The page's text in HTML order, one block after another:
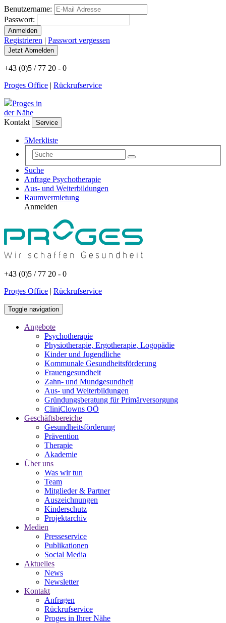
Benutzername:
Passwort:
Registrieren | Passwort vergessen
+43 (0)5 / 77 20 - 0
Proges Office | Rückrufservice
Proges in
der Nähe
Kontakt
Service
5Merkliste
Suche
Anfrage Psychotherapie
Aus- und Weiterbildungen
Raumvermietung
Anmelden
+43 (0)5 / 77 20 - 0
Proges Office | Rückrufservice
Toggle navigation
Angebote
Psychotherapie
Physiotherapie, Ergotherapie, Logopädie
Kinder und Jugendliche
Kommunale Gesundheitsförderung
Frauengesundheit
Zahn- und Mundgesundheit
Aus- und Weiterbildungen
Gründungsberatung für Primärversorgung
CliniClowns OÖ
Geschäftsbereiche
Gesundheitsförderung
Prävention
Therapie
Akademie
Über uns
Was wir tun
Team
Mitglieder & Partner
Auszeichnungen
Kinderschutz
Projektarchiv
Medien
Presseservice
Publikationen
Social Media
Aktuelles
News
Newsletter
Kontakt
Anfragen
Rückrufservice
Proges in Ihrer Nähe